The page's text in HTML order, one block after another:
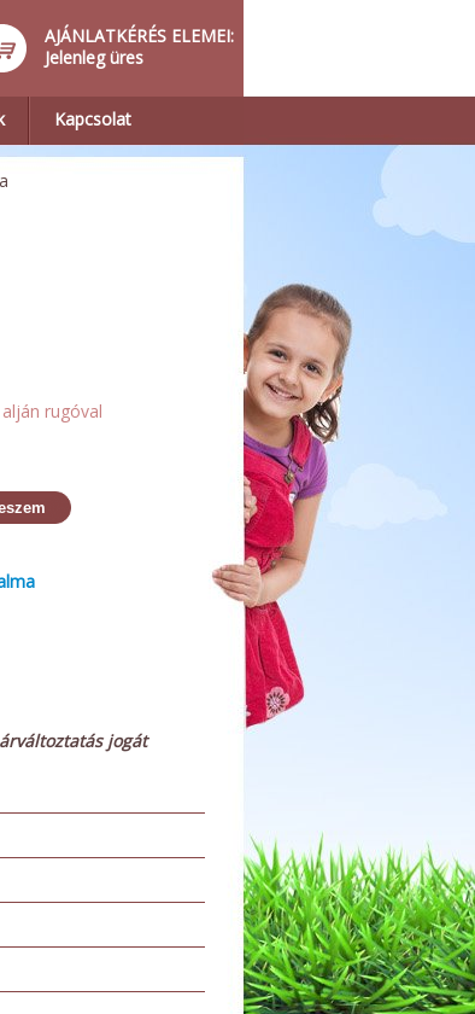
AJÁNLATKÉRÉS ELEMEI:
Jelenleg üres
Kapcsolat
rugóval
jogát